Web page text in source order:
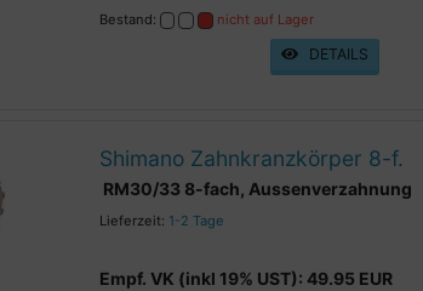
Bestand: nicht auf Lager
DETAILS
Shimano Zahnkranzkörper 8-f.
RM30/33 8-fach, Aussenverzahnung
Lieferzeit: 1-2 Tage
Empf. VK (inkl 19% UST): 49.95 EUR